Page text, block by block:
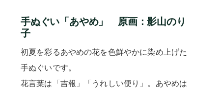
手ぬぐい「あやめ」 原画：影山のり
子
初夏を彩るあやめの花を色鮮やかに染め上げた
手ぬぐいです。
花言葉は「吉報」「うれしい便り」。あやめは